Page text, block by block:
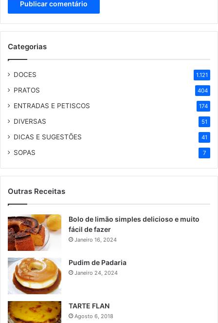
Categorias
DOCES 1.121
PRATOS 404
ENTRADAS E PETISCOS 174
DIVERSAS 51
DICAS E SUGESTÕES 41
SOPAS 7
Outras Receitas
Bolo de limão simples delicioso e muito
fácil de fazer
Janeiro 16, 2024
Pudim de Padaria
Janeiro 24, 2024
TARTE FLAN
Agosto 6, 2018